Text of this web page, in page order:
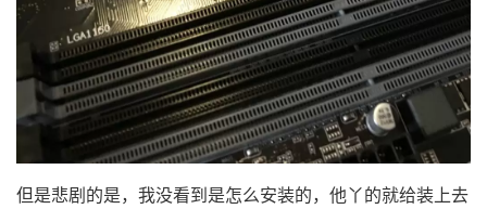
但是悲剧的是，我没看到是怎么安装的，他丫的就给装上去